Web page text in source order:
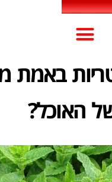
באמת
האוכל?